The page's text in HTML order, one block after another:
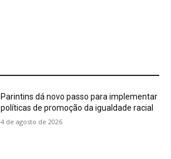
Parintins dá novo passo para implementar
políticas de promoção da igualdade racial
4 de agosto de 2026